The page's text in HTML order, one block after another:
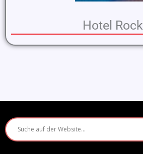
Hotel Rock